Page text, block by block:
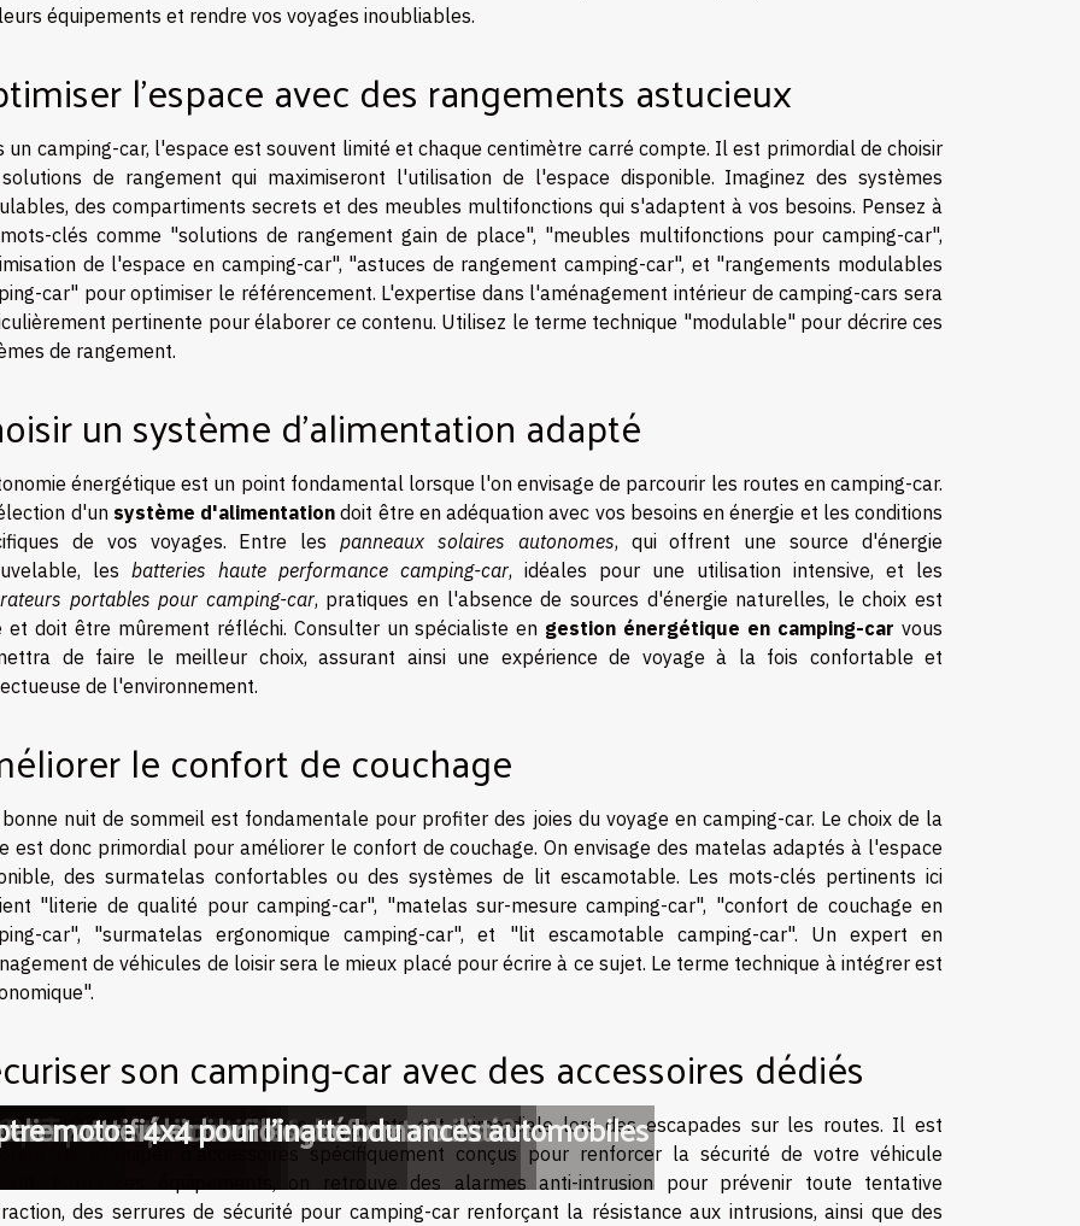
équipements et rendre vos voyages inoubliables.
l’espace avec des rangements astucieux
un camping-car, l'espace est souvent limité et chaque centimètre carré compte. Il est primordial de choisir
de rangement qui maximiseront l'utilisation de l'espace disponible. Imaginez des systèmes
des compartiments secrets et des meubles multifonctions qui s'adaptent à vos besoins. Pensez à
clés comme "solutions de rangement gain de place", "meubles multifonctions pour camping-car",
de l'espace en camping-car", "astuces de rangement camping-car", et "rangements modulables
car" pour optimiser le référencement. L'expertise dans l'aménagement intérieur de camping-cars sera
pertinente pour élaborer ce contenu. Utilisez le terme technique "modulable" pour décrire ces
de rangement.
un système d'alimentation adapté
énergétique est un point fondamental lorsque l'on envisage de parcourir les routes en camping-car.
d'un système d'alimentation doit être en adéquation avec vos besoins en énergie et les conditions
de vos voyages. Entre lespanneaux solaires autonomes, qui offrent une source d'énergie
les batteries haute performance camping-car, idéales pour une utilisation intensive, et les
portables pour camping-car, pratiques en l'absence de sources d'énergie naturelles, le choix est
et doit être mûrement réfléchi. Consulter un spécialiste en gestion énergétique en camping-car vous
de faire le meilleur choix, assurant ainsi une expérience de voyage à la fois confortable et
de l'environnement.
le confort de couchage
nuit de sommeil est fondamentale pour profiter des joies du voyage en camping-car. Le choix de la
est donc primordial pour améliorer le confort de couchage. On envisage des matelas adaptés à l'espace
des surmatelas confortables ou des systèmes de lit escamotable. Les mots-clés pertinents ici
"literie de qualité pour camping-car", "matelas sur-mesure camping-car", "confort de couchage en
car", "surmatelas ergonomique camping-car", et "lit escamotable camping-car". Un expert en
de véhicules de loisir sera le mieux placé pour écrire à ce sujet. Le terme technique à intégrer est
son camping-car avec des accessoires dédiés
du camping-car et de ses occupants est primordiale lors des escapades sur les routes. Il est
de s'équiper d'accessoires spécifiquement conçus pour renforcer la sécurité de votre véhicule
Parmi ces équipements, on retrouve des alarmes anti-intrusion pour prévenir toute tentative
des serrures de sécurité pour camping-car renforçant la résistance aux intrusions, ainsi que des
pour votre véhicule immobilisé?
batterie de moto ?
défaillant ?
pièces détachées ?
sur votre certificat d'immatriculation
pour optimiser les performances automobiles
votre véhicule
clim certifié et homologué !
votre 4x4 pour l'inattendu
moto